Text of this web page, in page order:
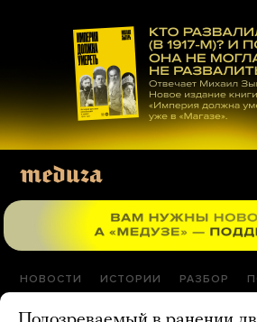
материалам
НОВОСТИ ИСТОРИИ РАЗБОР